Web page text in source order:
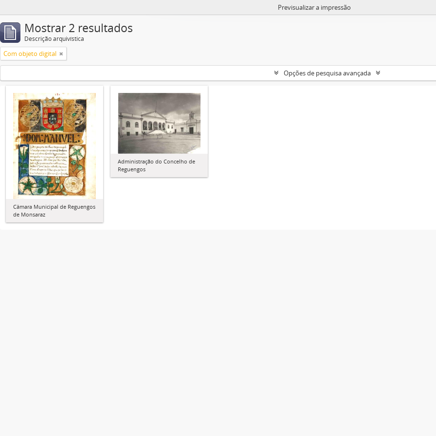
Previsualizar a impressão
Mostrar 2 resultados
Descrição arquivística
Com objeto digital
Opções de pesquisa avançada
Câmara Municipal de Reguengos
de Monsaraz
Administração do Concelho de
Reguengos